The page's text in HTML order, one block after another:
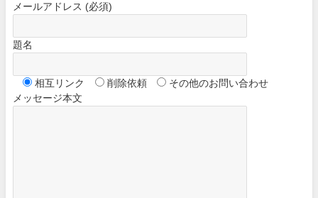
メールアドレス (必須)
題名
相互リンク 削除依頼
その他のお問い合わせ
メッセージ本文